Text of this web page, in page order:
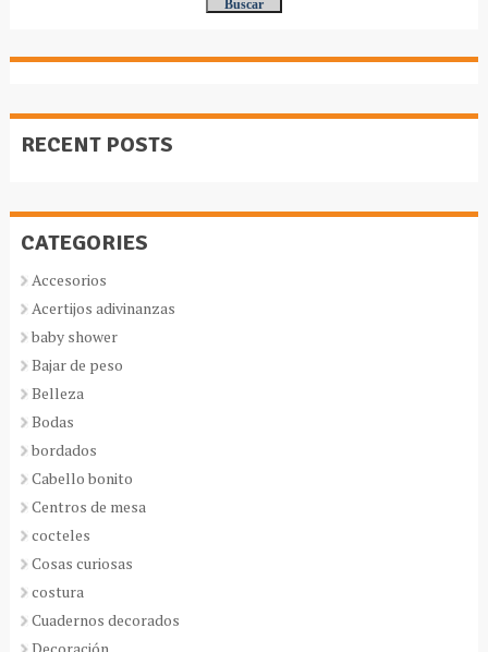
RECENT POSTS
CATEGORIES
Accesorios
Acertijos adivinanzas
baby shower
Bajar de peso
Belleza
Bodas
bordados
Cabello bonito
Centros de mesa
cocteles
Cosas curiosas
costura
Cuadernos decorados